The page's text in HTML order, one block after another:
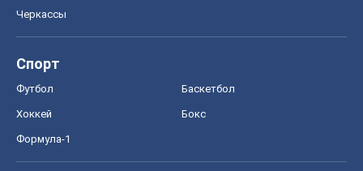
Черкассы
Спорт
Футбол Баскетбол
Хоккей Бокс
Формула-1